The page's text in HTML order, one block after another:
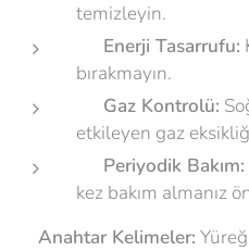
temizleyin.
Enerji Tasarrufu:
bırakmayın.
Gaz Kontrolü:
etkileyen gaz
Periyodik Bakım:
kez bakım almanız
Anahtar Kelimeler: